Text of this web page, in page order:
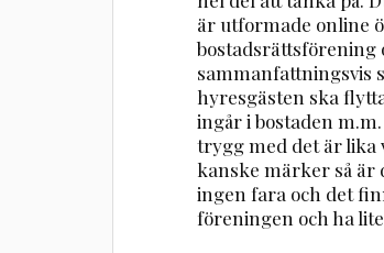
är utformade online
bostadsrättsförening
sammanfattningsvis
hyresgästen ska
ingår i bostaden
trygg med det är lika
kanske märker så är
ingen fara och det
föreningen och ha